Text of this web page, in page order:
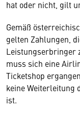
hat oder nicht, gilt
Gemäß
gelten Zahlungen,
Leistungserbringer
muss sich eine
Ticketshop
keine Weiterleitung
ist.